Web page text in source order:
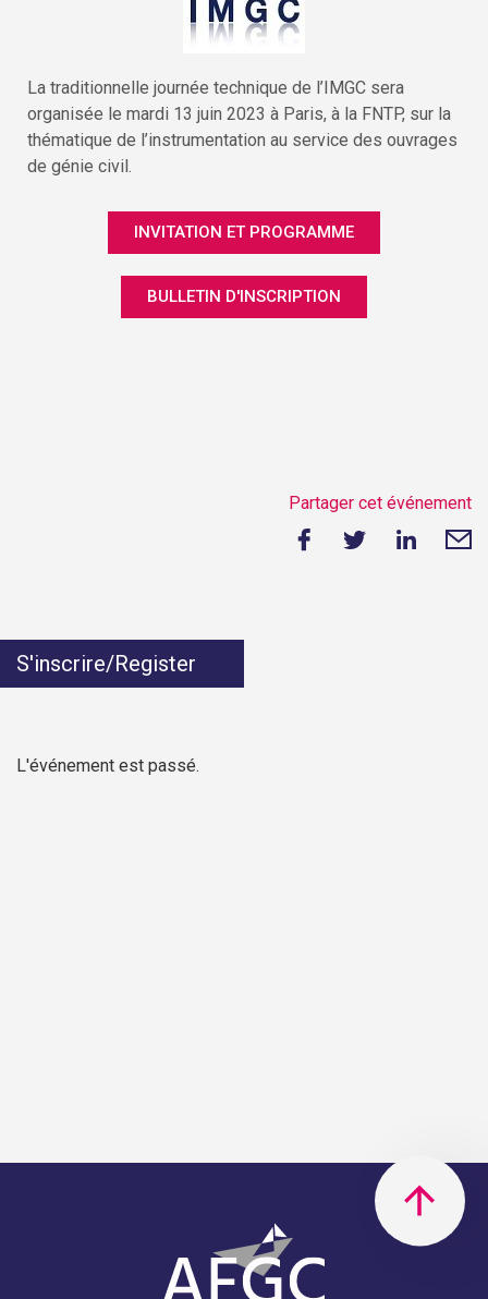
La traditionnelle journée technique de l’IMGC sera
organisée le mardi 13 juin 2023 à Paris, à la FNTP, sur la
thématique de l’instrumentation au service des ouvrages
de génie civil.
INVITATION ET PROGRAMME
BULLETIN D'INSCRIPTION
Partager cet événement
S'inscrire/Register
L'événement est passé.